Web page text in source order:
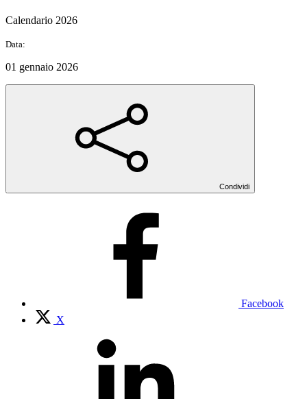
Calendario 2026
Data:
01 gennaio 2026
Condividi
Facebook
X